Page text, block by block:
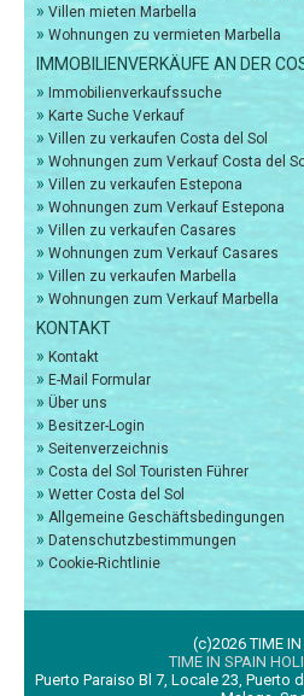
» Villen mieten Marbella
» Wohnungen zu vermieten Marbella
IMMOBILIENVERKÄUFE AN DER
» Immobilienverkaufssuche
» Karte Suche Verkauf
» Villen zu verkaufen Costa del Sol
» Wohnungen zum Verkauf Costa del
» Villen zu verkaufen Estepona
» Wohnungen zum Verkauf Estepona
» Villen zu verkaufen Casares
» Wohnungen zum Verkauf Casares
» Villen zu verkaufen Marbella
» Wohnungen zum Verkauf Marbella
KONTAKT
» Kontakt
» E-Mail Formular
» Über uns
» Besitzer-Login
» Seitenverzeichnis
» Costa del Sol Touristen Führer
» Wetter Costa del Sol
» Allgemeine Geschäftsbedingungen
» Datenschutzbestimmungen
» Cookie-Richtlinie
(c)2026 TIME IN
TIME IN SPAIN
Puerto Paraiso Bl 7, Locale 23, Puerto